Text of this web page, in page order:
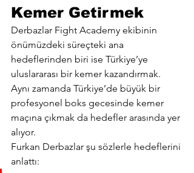
Kemer Getirmek
Derbazlar Fight Academy ekibinin
önümüzdeki süreçteki ana
hedeflerinden biri ise Türkiye’ye
uluslararası bir kemer kazandırmak.
Aynı zamanda Türkiye’de büyük bir
profesyonel boks gecesinde kemer
maçına çıkmak da hedefler arasında yer
alıyor.
Furkan Derbazlar şu sözlerle hedeflerini
anlattı: